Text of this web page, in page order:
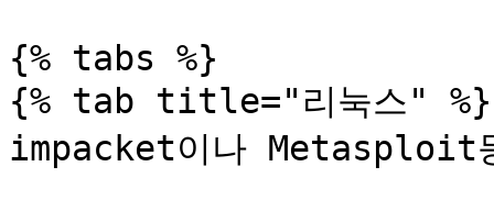
{% tabs %}
{% tab title="리눅스" %}
impacket이나 Metasploit